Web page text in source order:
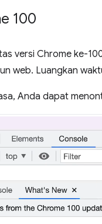
100
versi Chrome ke-
web. Luangkan
Anda dapat